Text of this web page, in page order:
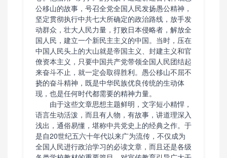
公移山的故事，号召全党全国人民发扬愚公精神，
坚定贯彻执行中共七大所确定的政治路线，放手发
动群众，壮大人民力量，打败日本侵略者，解放全
国人民，建立一个新民主主义的中国。当时，压在
中国人民头上的大山就是帝国主义、封建主义和官
僚资本主义，只要中国共产党带领全国人民团结起
来奋斗不止，就一定会取得胜利。愚公移山不屈不
挠的奋斗精神，既是中华民族优良传统的生动体
现，也是任何时代都需要的精神力量。
由于这些文章思想主题鲜明，文字短小精悍，
语言生动活泼，而且有人物，有故事，讲道理深入
浅出，通俗易懂，堪称中共党史上的经典之作。于
是自20世纪五六十年代以来广为流传，不仅成为
全国人民进行政治学习的必读文章，而且还是各级